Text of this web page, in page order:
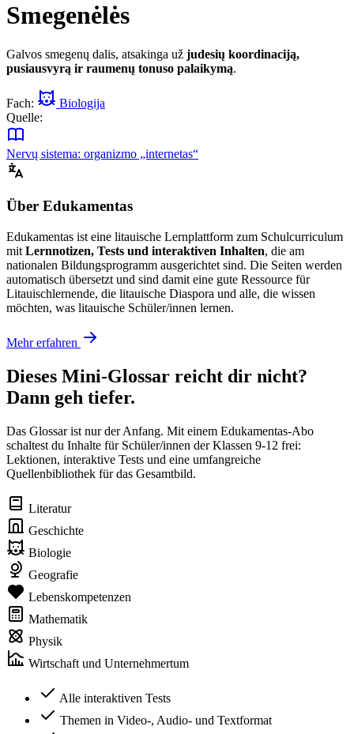
Smegenėlės
Galvos smegenų dalis, atsakinga už judesių koordinaciją,
pusiausvyrą ir raumenų tonuso palaikymą.
Fach:
Biologija
Quelle:
Nervų sistema: organizmo „internetas“
Über Edukamentas
Edukamentas ist eine litauische Lernplattform zum Schulcurriculum
mit Lernnotizen, Tests und interaktiven Inhalten, die am
nationalen Bildungsprogramm ausgerichtet sind. Die Seiten werden
automatisch übersetzt und sind damit eine gute Ressource für
Litauischlernende, die litauische Diaspora und alle, die wissen
möchten, was litauische Schüler/innen lernen.
Mehr erfahren
Dieses Mini-Glossar reicht dir nicht?
Dann geh tiefer.
Das Glossar ist nur der Anfang. Mit einem Edukamentas-Abo
schaltest du Inhalte für Schüler/innen der Klassen 9-12 frei:
Lektionen, interaktive Tests und eine umfangreiche
Quellenbibliothek für das Gesamtbild.
Literatur
Geschichte
Biologie
Geografie
Lebenskompetenzen
Mathematik
Physik
Wirtschaft und Unternehmertum
Alle interaktiven Tests
Themen in Video-, Audio- und Textformat